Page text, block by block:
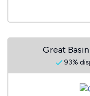
Great
93%